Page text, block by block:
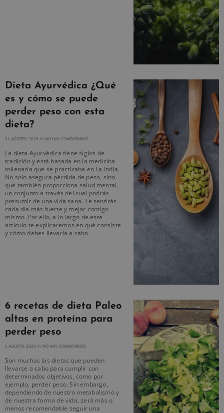
Dieta Ayurvédica ¿Qué
es y cómo se puede
perder peso con esta
dieta?
31 AGOSTO, 2020 NO HAY COMENTARIOS
La dieta Ayurvédica tiene siglos de
tradición y está basada en la medicina
milenaria que se practicaba en La India.
No solo asegura pérdida de peso, sino
que también proporciona salud mental,
un conjunto a través del cual podrás
presumir de una vida sana. Te sentirás
cada día más fuerte y mejor contigo
mismo. Por ello, a lo largo de este
artículo te explicaremos en qué consiste
y cómo debes llevarla a cabo.
6 recetas de dieta Paleo
altas en proteína para
perder peso
5 AGOSTO, 2020 NO HAY COMENTARIOS
Son muchas las dietas que pueden
llevarse a cabo para cumplir con
determinados objetivos, como por
ejemplo, perder peso. Sin embargo,
dependiendo de nuestro metabolismo y
de nuestra forma de vida, será más o
menos recomendable seguir una